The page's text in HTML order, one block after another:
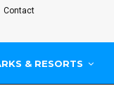
Contact
& RESORTS